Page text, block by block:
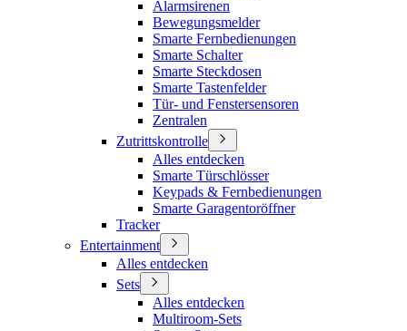
Alarmsirenen
Bewegungsmelder
Smarte Fernbedienungen
Smarte Schalter
Smarte Steckdosen
Smarte Tastenfelder
Tür- und Fenstersensoren
Zentralen
Zutrittskontrolle
Alles entdecken
Smarte Türschlösser
Keypads & Fernbedienungen
Smarte Garagentoröffner
Tracker
Entertainment
Alles entdecken
Sets
Alles entdecken
Multiroom-Sets